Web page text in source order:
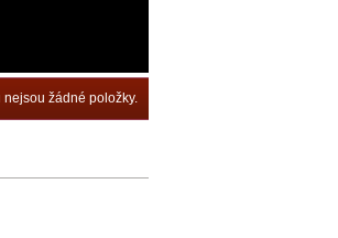
nejsou žádné položky.